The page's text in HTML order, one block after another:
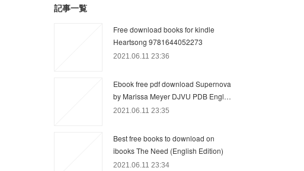
記事一覧
Free download books for kindle
Heartsong 9781644052273
2021.06.11 23:36
Ebook free pdf download Supernova
by Marissa Meyer DJVU PDB Engl…
2021.06.11 23:35
Best free books to download on
ibooks The Need (English Edition)
2021.06.11 23:34